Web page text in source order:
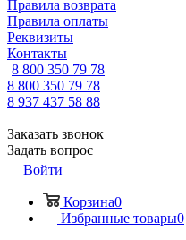
Правила возврата
Правила оплаты
Реквизиты
Контакты
8 800 350 79 78
8 800 350 79 78
8 937 437 58 88
Заказать звонок
Задать вопрос
Войти
Корзина0
Избранные товары0